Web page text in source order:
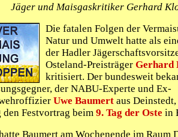
Jäger und Maisgaskritiker Gerhard
Die fatalen Folgen der
Natur und Umwelt hatte als
der Hadler
Osteland-Preisträger Gerhard
kritisiert. Der bundesweit
der NABU-Experte und Ex-
Uwe Baumertaus
den Festvortrag beim 9. Tag der Oste in
Baumert am Wochenende im Raum